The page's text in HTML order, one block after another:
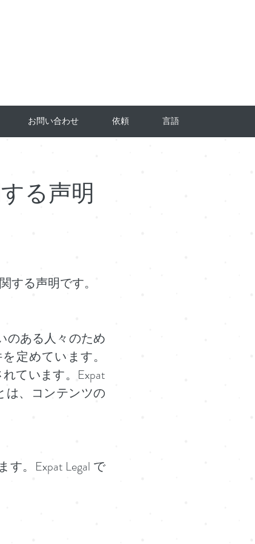
お問い合わせ 依頼 言語
る声明
する声明です。
のある人々のため
定めています。
ています。Expat
は、コンテンツの
。Expat Legal で